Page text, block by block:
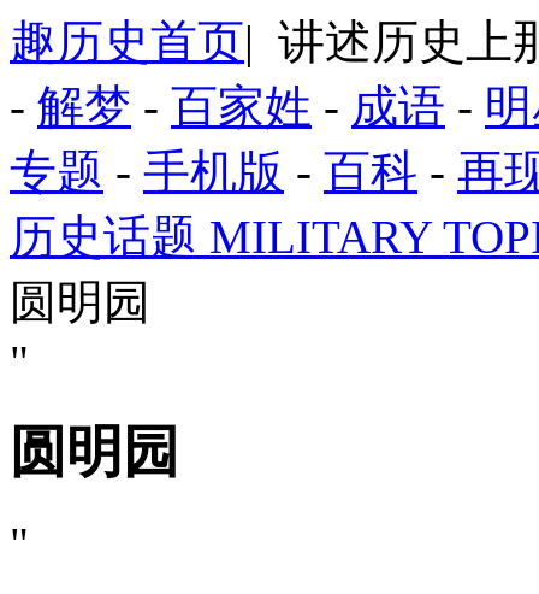
趣历史首页| 讲述历史上
- 解梦 - 百家姓 - 成语 -
专题 - 手机版 - 百科 - 再
历史话题 MILITARY
圆明园
"
圆明园
"